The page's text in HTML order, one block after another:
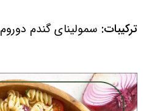
ترکیبات: سمولینای گندم دوروم